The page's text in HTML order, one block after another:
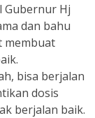
Gubernur Hj
dan bahu
membuat
bisa berjalan
dosis
berjalan baik.